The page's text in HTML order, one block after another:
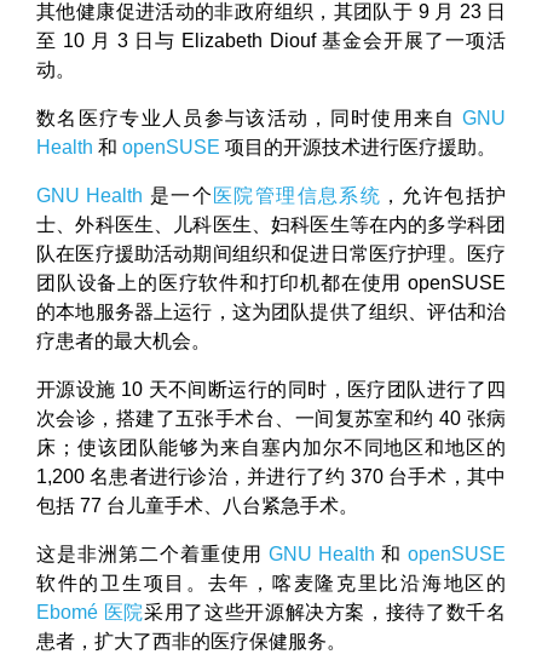
其他健康促进活动的非政府组织，其团队于 9 月 23 日
至 10 月 3 日与 Elizabeth Diouf 基金会开展了一项活
动。
数名医疗专业人员参与该活动，同时使用来自 GNU
Health 和 openSUSE 项目的开源技术进行医疗援助。
GNU Health 是一个 医院管理信息系统 ，允许包括护
士、外科医生、儿科医生、妇科医生等在内的多学科团
队在医疗援助活动期间组织和促进日常医疗护理。医疗
团队设备上的医疗软件和打印机都在使用 openSUSE
的本地服务器上运行，这为团队提供了组织、评估和治
疗患者的最大机会。
开源设施 10 天不间断运行的同时，医疗团队进行了四
次会诊，搭建了五张手术台、一间复苏室和约 40 张病
床；使该团队能够为来自塞内加尔不同地区和地区的
1,200 名患者进行诊治，并进行了约 370 台手术，其中
包括 77 台儿童手术、八台紧急手术。
这是非洲第二个着重使用 GNU Health 和 openSUSE
软件的卫生项目。去年，喀麦隆克里比沿海地区的
Ebomé 医院采用了这些开源解决方案，接待了数千名
患者，扩大了西非的医疗保健服务。